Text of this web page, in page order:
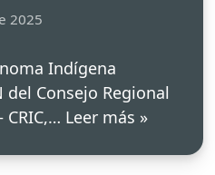
2025
Indígena
Consejo Regional
CRIC,… Leer más »